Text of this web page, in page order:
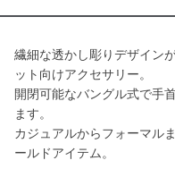
繊細な透かし彫りデザイン
ット向けアクセサリー。
開閉可能なバングル式で手
ます。
カジュアルからフォーマル
ールドアイテム。